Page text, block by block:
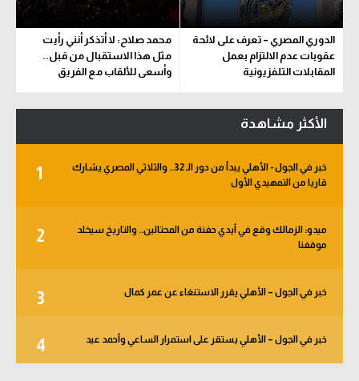
الدوري المصري – تعرف على لائحة
عقوبات عدم الالتزام بعمل
المقابلات التلفزيونية
محمد صلاح: لا أتذكر أنني رأيت
مثل هذا الاستقبال من قبل..
وأسعى للألقاب مع الفريق
الأكثر مشاهدة
1
خبر في الجول - الأهلي يبدأ من دور الـ 32.. والثلاثي المصري يشارك
قاريا من التمهيدي الأول
2
ميدو: الزمالك وقع في أيدي حفنة من المحتالين.. والتاريخ سيخلد
موقفنا
3 خبر في الجول – الأهلي يقرر الاستنغاء عن عمر كمال
4 خبر في الجول – الأهلي يستقر على استمرار الساعي وأحمد عيد